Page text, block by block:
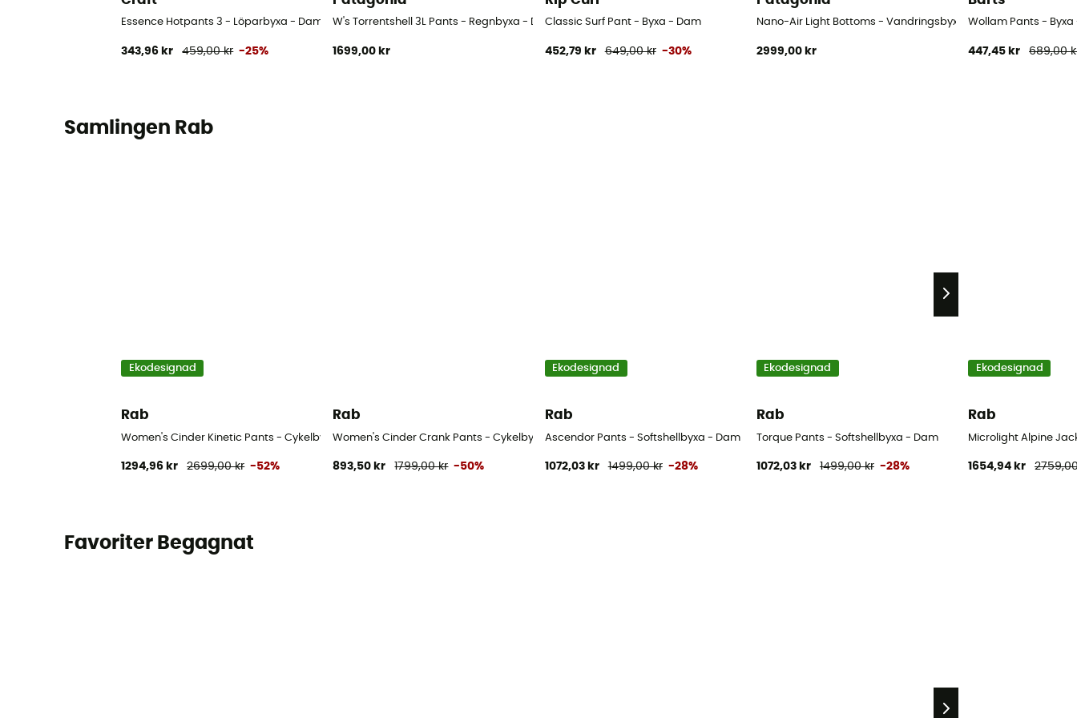
Essence Hotpants 3 - Löparbyxa - Dam
343,96 kr 459,00 kr -25%
W's Torrentshell 3L Pants - Regnbyxa - Dam
1699,00 kr
Classic Surf Pant - Byxa - Dam
452,79 kr 649,00 kr -30%
Nano-Air Light Bottoms - Vandringsbyxor - Dam
2999,00 kr
Wollam Pants - Byxa
447,45 kr 689,00
Samlingen Rab
Ekodesignad
Rab
Women's Cinder Kinetic Pants - Cykelbyxa - Dam
1294,96 kr 2699,00 kr -52%
Rab
Women's Cinder Crank Pants - Cykelbyxa - Dam
893,50 kr 1799,00 kr -50%
Ekodesignad
Rab
Ascendor Pants - Softshellbyxa - Dam
1072,03 kr 1499,00 kr -28%
Ekodesignad
Rab
Torque Pants - Softshellbyxa - Dam
1072,03 kr 1499,00 kr -28%
Ekodesignad
Rab
Microlight Alpine
1654,94 kr
Favoriter Begagnat